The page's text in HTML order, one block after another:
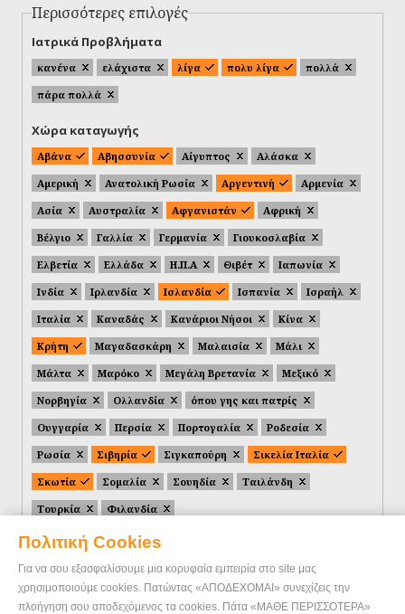
Πολιτική Cookies
Για να σου εξασφαλίσουμε μια κορυφαία εμπειρία στο site μας
χρησιμοποιούμε cookies. Πατώντας «ΑΠΟΔΕΧΟΜΑΙ» συνεχίζεις την
πλοήγηση σου αποδεχόμενος τα cookies. Πάτα «ΜΑΘΕ ΠΕΡΙΣΣΟΤΕΡΑ»
Περισσότερες επιλογές
Ιατρικά Προβλήματα
κανένα ελάχιστα λίγα πολυ λίγα
πολλά
πάρα πολλά
Χώρα καταγωγής
Αβάνα Αβησσυνία Αίγυπτος
Αλάσκα
Αμερική
Ανατολική Ρωσία Αργεντινή
Αρμενία
Ασία
Αυστραλία Αφγανιστάν
Αφρική
Βέλγιο
Γαλλία Γερμανία
Γιουκοσλαβία
Ελβετία
Ελλάδα Η.Π.Α Θιβέτ
Ιαπωνία
Ινδία
Ιρλανδία Ισλανδία Ισπανία
Ισραήλ
Ιταλία
Καναδάς Κανάριοι Νήσοι
Κίνα
Κρήτη
Μαγαδασκάρη Μαλαισία
Μάλι
Μάλτα
Μαρόκο Μεγάλη Βρετανία
Μεξικό
Νορβηγία
Ολλανδία
όπου γης και πατρίς
Ουγγαρία
Περσία Πορτογαλία
Ροδεσία
Ρωσία
Σιβηρία Σιγκαπούρη
Σικελία Ιταλία
Σκωτία
Σομαλία Σουηδία
Ταιλάνδη
Τουρκία
Φιλανδία